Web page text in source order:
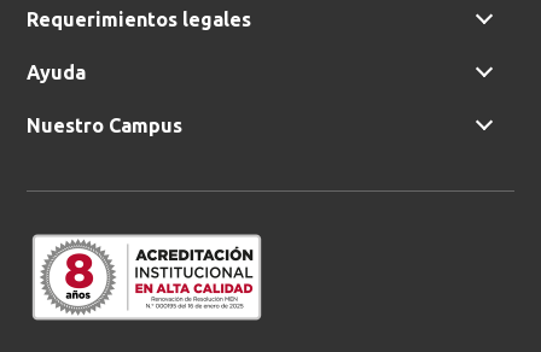
Requerimientos legales
Ayuda
Nuestro Campus